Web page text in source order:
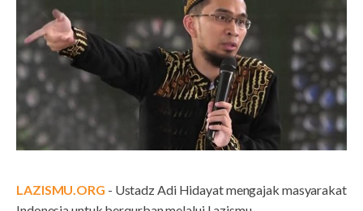
LAZISMU.ORG - Ustadz Adi Hidayat mengajak masyarakat